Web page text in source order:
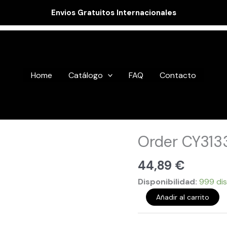
Envios Gratuitos Internacionales
Home Catálogo FAQ Contacto
Order
44,89 €
Disponibilidad: 999
CY31334
cantidad
Añadir al carrito